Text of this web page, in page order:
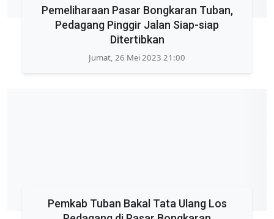
Pemeliharaan Pasar Bongkaran Tuban,
Pedagang Pinggir Jalan Siap-siap
Ditertibkan
Jumat, 26 Mei 2023 21:00
Pemkab Tuban Bakal Tata Ulang Los